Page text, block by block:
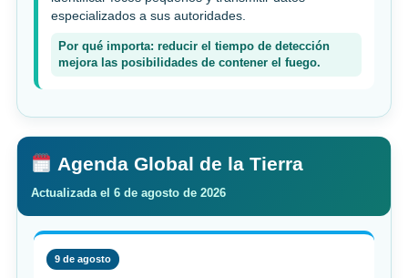
especializados a sus autoridades.
Por qué importa: reducir el tiempo de detección
mejora las posibilidades de contener el fuego.
Agenda Global de la Tierra
Actualizada el 6 de agosto de 2026
9 de agosto